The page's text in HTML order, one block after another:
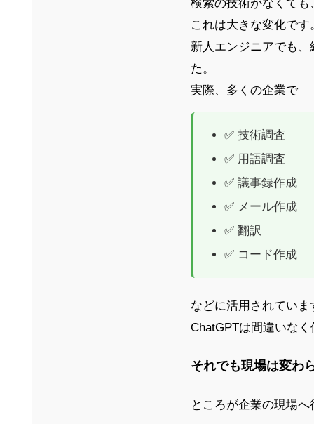
検索の技術がなくても
これは大きな変化です
新人エンジニアでも
た。
実際、多くの企業で
✅ 技術調査
✅ 用語調査
✅ 議事録作成
✅ メール作成
✅ 翻訳
✅ コード作成
などに活用されていま
ChatGPTは間違いな
それでも現場は変わ
ところが企業の現場